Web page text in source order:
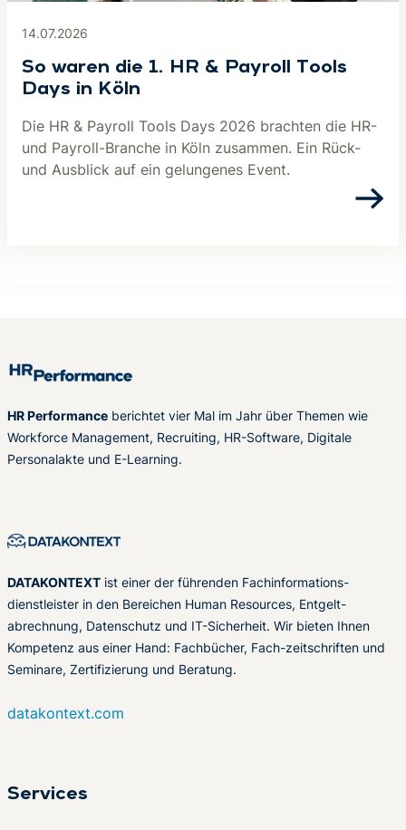
14.07.2026
So waren die 1. HR & Payroll Tools
Days in Köln
Die HR & Payroll Tools Days 2026 brachten die HR-
und Payroll-Branche in Köln zusammen. Ein Rück-
und Ausblick auf ein gelungenes Event.
HR Performance berichtet vier Mal im Jahr über Themen wie
Workforce Management, Recruiting, HR-Software, Digitale
Personalakte und E-Learning.
DATAKONTEXT ist einer der führenden Fachinformations-
dienstleister in den Bereichen Human Resources, Entgelt-
abrechnung, Datenschutz und IT-Sicherheit. Wir bieten Ihnen
Kompetenz aus einer Hand: Fachbücher, Fach-zeitschriften und
Seminare, Zertifizierung und Beratung.
datakontext.com
Services